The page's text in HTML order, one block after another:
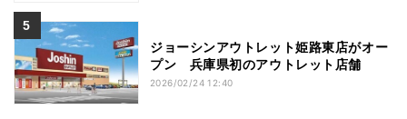
ジョーシンアウトレット姫路東店がオー
プン 兵庫県初のアウトレット店舗
2026/02/24 12:40